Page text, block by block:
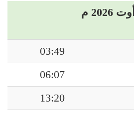
03:49
06:07
13:20